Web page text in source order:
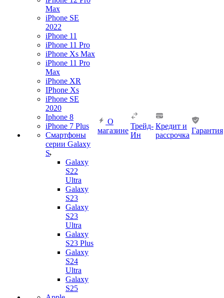
Max
iPhone SE
2022
iPhone 11
iPhone 11 Pro
iPhone Xs Max
iPhone 11 Pro
Max
iPhone XR
IPhone Xs
iPhone SE
2020
Iphone 8
iPhone 7 Plus
Смартфоны
серии Galaxy
S
Galaxy
S22
Ultra
Galaxy
S23
Galaxy
S23
Ultra
Galaxy
S23 Plus
Galaxy
S24
Ultra
Galaxy
S25
О
магазине
Трейд-
Ин
Кредит и
рассрочка
Гарантия